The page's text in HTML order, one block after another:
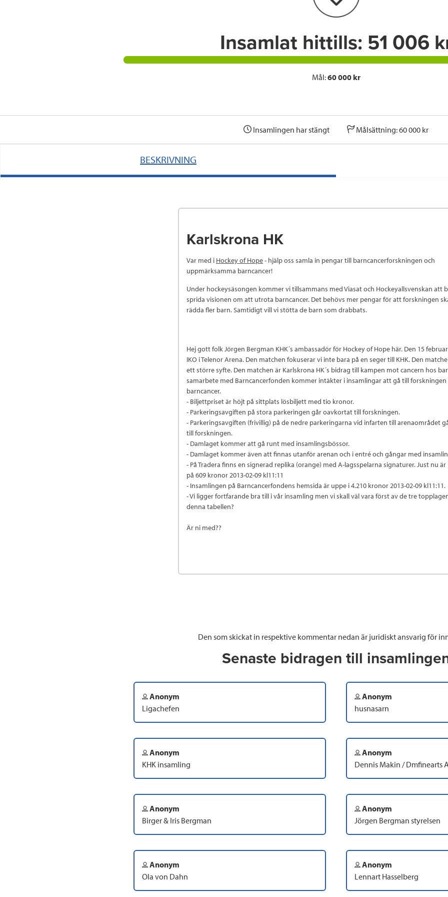
n
Insamlat hittills: 51 006
Mål:60 000 kr
Insamlingen har stängt Målsättning: 60 000 kr
BESKRIVNING
Karlskrona HK
Var med i Hockey of Hope- hjälp oss samla in pengar till barncancerforskningen och
uppmärksamma barncancer!
Under hockeysäsongen kommer vi tillsammans med Viasat och Hockeyallsvenskan att
sprida visionen om att utrota barncancer. Det behövs mer pengar för att forskningen
rädda fler barn. Samtidigt vill vi stötta de barn som drabbats.
Hej gott folk Jörgen Bergman KHK´s ambassadör för Hockey of Hope här. Den 15
IKO i Telenor Arena. Den matchen fokuserar vi inte bara på en seger till KHK. Den
ett större syfte. Den matchen är Karlskrona HK´s bidrag till kampen mot cancern hos
samarbete med Barncancerfonden kommer intäkter i insamlingar att gå till
barncancer.
- Biljettpriset är höjt på sittplats lösbiljett med tio kronor.
- Parkeringsavgiften på stora parkeringen går oavkortat till forskningen.
- Parkeringsavgiften (frivillig) på de nedre parkeringarna vid infarten till arenaområdet
till forskningen.
- Damlaget kommer att gå runt med insamlingsbössor.
- Damlaget kommer även att finnas utanför arenan och i entré och gångar med
- På Tradera finns en signerad replika (orange) med A-lagsspelarna signaturer. Just nu
på 609 kronor 2013-02-09 kl11:11
- Insamlingen på Barncancerfondens hemsida är uppe i 4.210 kronor 2013-02-09 kl11:11.
- Vi ligger fortfarande bra till i vår insamling men vi skall väl vara först av de tre
denna tabellen?
Är ni med??
Den som skickat in respektive kommentar nedan är juridiskt ansvarig för
Senaste bidragen till
Anonym
Ligachefen
Anonym
KHK insamling
Anonym
Birger & Iris Bergman
Anonym
Ola von Dahn
Anonym
husnasarn
Anonym
Dennis Makin / Dmfinearts
Anonym
Jörgen Bergman styrelsen
Anonym
Lennart Hasselberg